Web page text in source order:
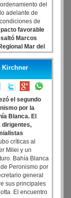
del
adelante de
de
favorable
Marcos
Mar del
de obras
Kirchner
el segundo
por la
Blanca. El
dirigentes,
críticas al
Milei y un
Bahía Blanca
Peronismo por
general
sus principales
El encuentro